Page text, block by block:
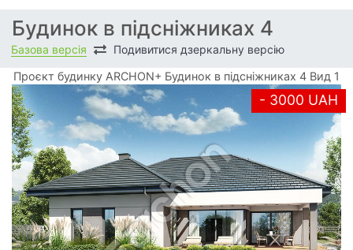
Будинок в підсніжниках 4
Базова версія Подивитися дзеркальну версію
Проєкт будинку ARCHON+ Будинок в підсніжниках 4 Вид 1
- 3000 UAH